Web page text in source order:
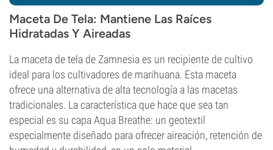
Maceta De Tela: Mantiene Las Raíces
Hidratadas Y Aireadas
La maceta de tela de Zamnesia es un recipiente de cultivo
ideal para los cultivadores de marihuana. Esta maceta
ofrece una alternativa de alta tecnología a las macetas
tradicionales. La característica que hace que sea tan
especial es su capa Aqua Breathe: un geotextil
especialmente diseñado para ofrecer aireación, retención de